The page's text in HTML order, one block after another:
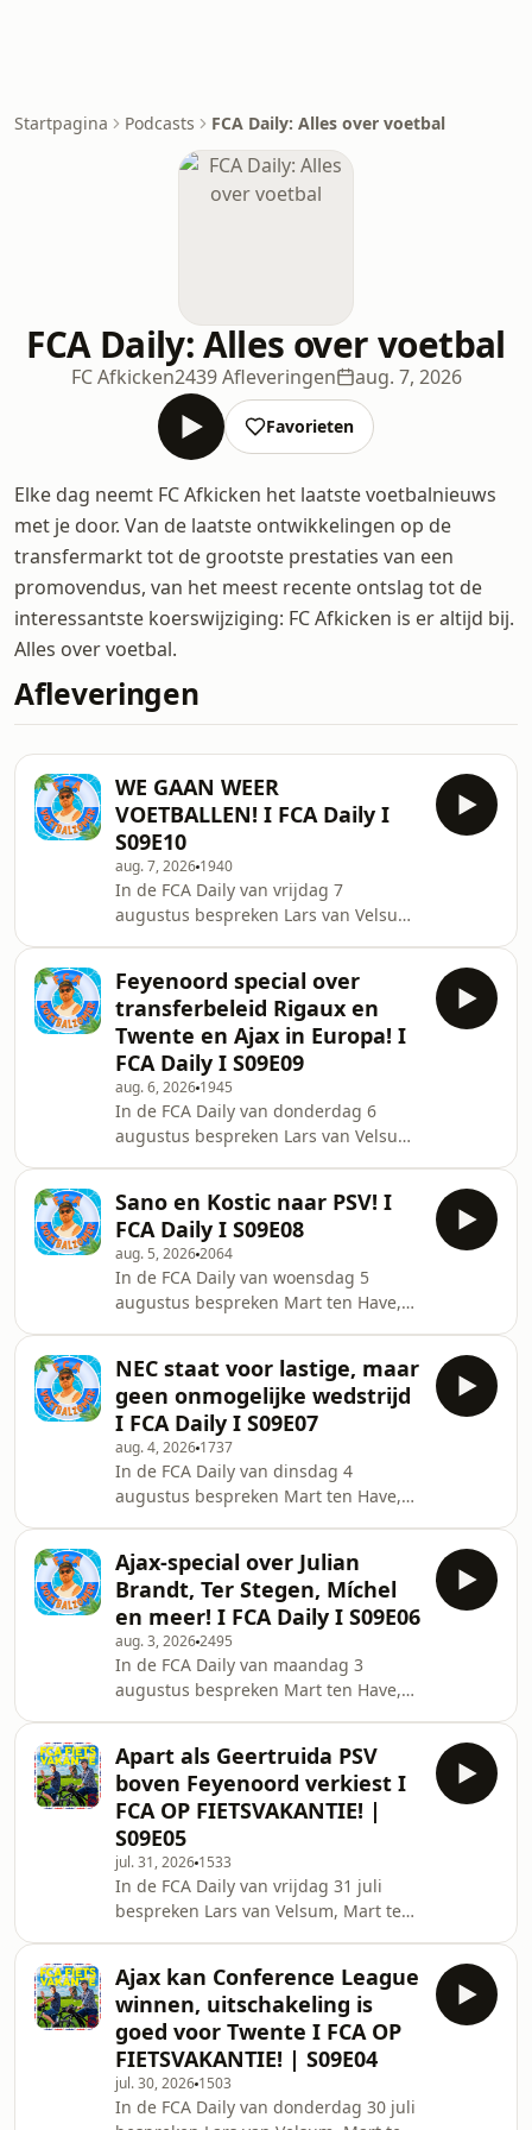
Startpagina Podcasts FCA Daily: Alles over voetbal
FCA Daily: Alles over voetbal
FC Afkicken2439 Afleveringen aug. 7, 2026
Favorieten
Elke dag neemt FC Afkicken het laatste voetbalnieuws
met je door. Van de laatste ontwikkelingen op de
transfermarkt tot de grootste prestaties van een
promovendus, van het meest recente ontslag tot de
interessantste koerswijziging: FC Afkicken is er altijd bij.
Alles over voetbal.
Afleveringen
WE GAAN WEER
VOETBALLEN! I FCA Daily I
S09E10
aug. 7, 2026 1940
In de FCA Daily van vrijdag 7
augustus bespreken Lars van Velsum,
het AFAS Stadion van AZ bespreken
we het aankomende seizoen van de
Alkmaarders, blikken we terug op Ajax
en FC Twente die een makkie hadden
in Europa en WE GAAN WEER
VOETBALLEN IN DE EREDIVISIE EN
KKD! Dat en nog veel meer in de
nieuwe Daily! Doe mee aan Coach va
Feyenoord special over
transferbeleid Rigaux en
Twente en Ajax in Europa! I
FCA Daily I S09E09
aug. 6, 2026 1945
In de FCA Daily van donderdag 6
augustus bespreken Lars van Velsum,
in Rotterdam voor de Kuip en
bespreken het laatste Feyenoord-
nieuws. De transfer van Read gaat
niet door en wat verwachten wij
aankomend seizoen van de
Rotterdammers? Verder beschouwen
we voor Ajax en FC Twente die
vanavond in actie komen in de
Europese kwalifi
Sano en Kostic naar PSV! I
FCA Daily I S09E08
aug. 5, 20262064
In de FCA Daily van woensdag 5
augustus bespreken Mart ten Have,
de wedstrijd van NEC tegen
Olympiakos van gister, PSV dat op
&eacute;&eacute;n dag twee spelers
keurt en gaat Reijnders naar de
Premier League en Bouhoudane die
op weg is naar Cambuur! Dat en nog
veel meer in de nieuwe Daily! Dat en
nog veel meer in de nieuwe Daily!
NEC staat voor lastige, maar
geen onmogelijke wedstrijd
I FCA Daily I S09E07
aug. 4, 2026 1737
In de FCA Daily van dinsdag 4
augustus bespreken Mart ten Have,
vandaag NEC dat het in de
Champions League opneemt tegen
Olympiakos, Ajax dat Ter Stegen
eindelijk binnen heeft en zich hard
opstelt in de onderhandelingen met
PSG over Mika Godts. Verder gaat het
over Feyenoord dat een persoonlijk
akkoord zou hebben met de
Oostenrijkse
Ajax-special over Julian
Brandt, Ter Stegen, Míchel
en meer! I FCA Daily I S09E06
aug. 3, 20262495
In de FCA Daily van maandag 3
augustus bespreken Mart ten Have,
voetbalnieuws! Met vandaag AZ dat
het tiental van PSV overklast heeft in
de strijd om de Johan Cruijff-schaal.
Ook bespreken we het nieuws dat
Louis van Gaal bereid zou zijn om
bondscoach te worden. Verder gaat
het over Ajax, die voor het weekend
stuntte met de komst van
Apart als Geertruida PSV
boven Feyenoord verkiest I
FCA OP FIETSVAKANTIE! |
S09E05
jul. 31, 2026 1533
In de FCA Daily van vrijdag 31 juli
bespreken Lars van Velsum, Mart ten
overtuigend in eigen huis van
Vojvodina met Oscar Gloukh en Mika
Godts als uitblinkers. Shelbourne FC
is de volgende horde voor de
Amsterdammers. FC Twente slaagde
er, ondanks de late goals van
Ajax kan Conference League
winnen, uitschakeling is
goed voor Twente I FCA OP
FIETSVAKANTIE! | S09E04
jul. 30, 2026 1503
In de FCA Daily van donderdag 30 juli